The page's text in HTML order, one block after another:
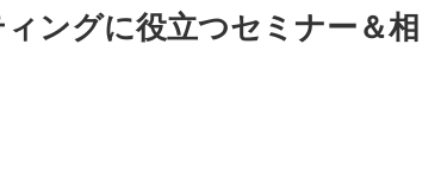
ングに役立つセミナー＆相